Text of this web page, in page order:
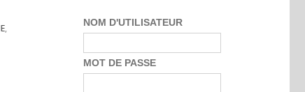
,
NOM D'UTILISATEUR
MOT DE PASSE